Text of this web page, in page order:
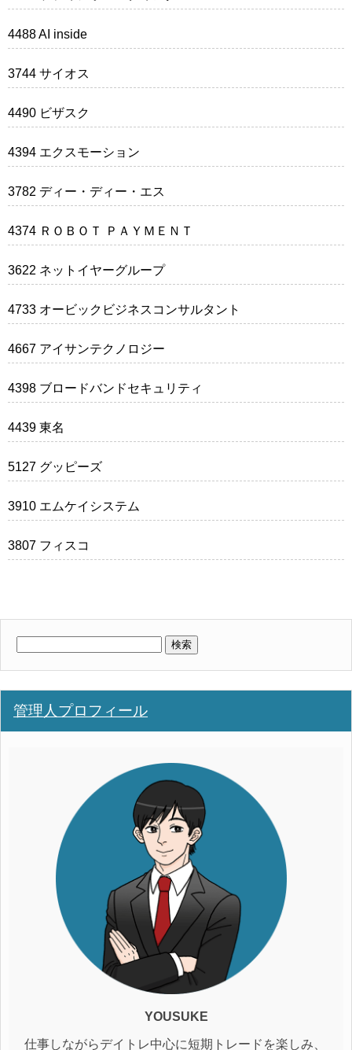
4488 AI inside
3744 サイオス
4490 ビザスク
4394 エクスモーション
3782 ディー・ディー・エス
4374 ＲＯＢＯＴ ＰＡＹＭＥＮＴ
3622 ネットイヤーグループ
4733 オービックビジネスコンサルタント
4667 アイサンテクノロジー
4398 ブロードバンドセキュリティ
4439 東名
5127 グッピーズ
3910 エムケイシステム
3807 フィスコ
管理人プロフィール
YOUSUKE
仕事しながらデイトレ中心に短期トレードを楽しみ、